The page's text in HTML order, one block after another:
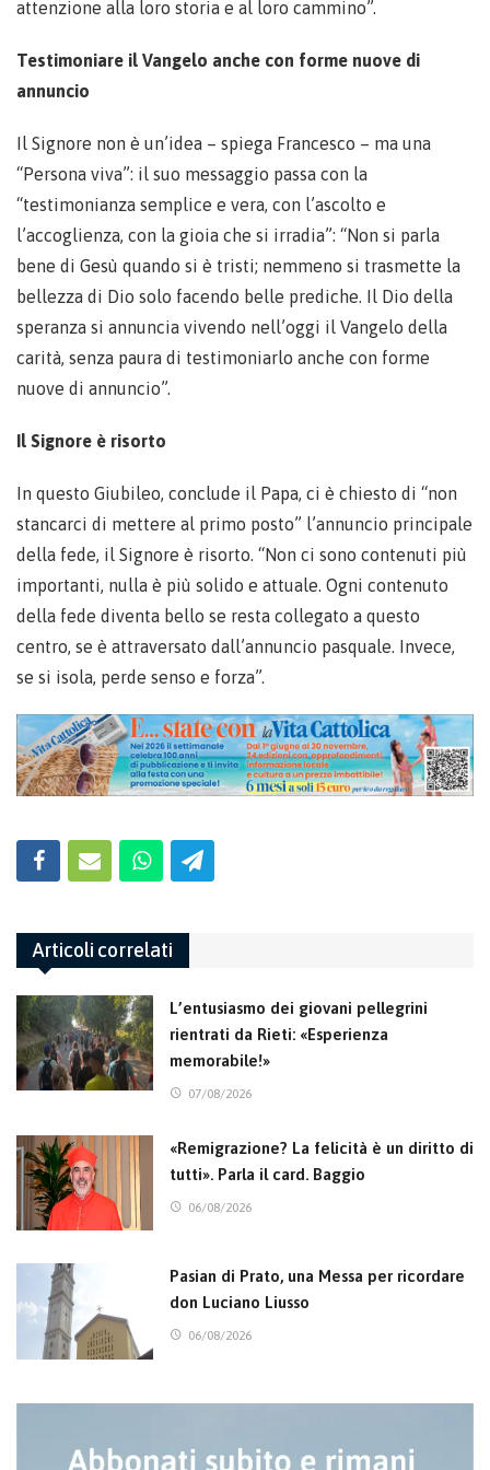
attenzione alla loro storia e al loro cammino”.
Testimoniare il Vangelo anche con forme nuove di
annuncio
Il Signore non è un’idea – spiega Francesco – ma una
“Persona viva”: il suo messaggio passa con la
“testimonianza semplice e vera, con l’ascolto e
l’accoglienza, con la gioia che si irradia”: “Non si parla
bene di Gesù quando si è tristi; nemmeno si trasmette la
bellezza di Dio solo facendo belle prediche. Il Dio della
speranza si annuncia vivendo nell’oggi il Vangelo della
carità, senza paura di testimoniarlo anche con forme
nuove di annuncio”.
Il Signore è risorto
In questo Giubileo, conclude il Papa, ci è chiesto di “non
stancarci di mettere al primo posto” l’annuncio principale
della fede, il Signore è risorto. “Non ci sono contenuti più
importanti, nulla è più solido e attuale. Ogni contenuto
della fede diventa bello se resta collegato a questo
centro, se è attraversato dall’annuncio pasquale. Invece,
se si isola, perde senso e forza”.
Articoli correlati
L’entusiasmo dei giovani pellegrini
rientrati da Rieti: «Esperienza
memorabile!»
07/08/2026
«Remigrazione? La felicità è un diritto di
tutti». Parla il card. Baggio
06/08/2026
Pasian di Prato, una Messa per ricordare
don Luciano Liusso
06/08/2026